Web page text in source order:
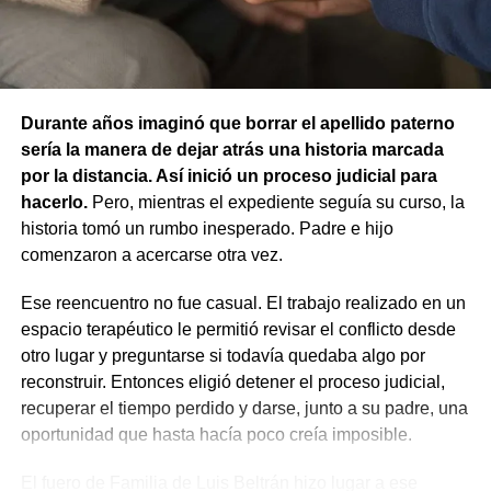
Ante emergencias, los vecinos pueden comunicarse con
Defensa Civil al 103 o al 4426376. Para consultas y
reclamos continúa habilitada la línea gratuita 0800-222-
9742, de lunes a viernes de 8 a 17.
animales, ya que esa infracción solo se configura cuando
un animal causa lesiones a una persona por falta de
cuidados de su dueño. En este caso, el daño recayó
resultaba aplicable.
El fallo aclaró que el archivo de la causa
contravencional no impide que el dueño del perro
lesionado reclame por la vía civil una indemnización
por los daños que considere haber sufrido.
Durante años imaginó que borrar el apellido paterno
sería la manera de dejar atrás una historia marcada
por la distancia. Así inició un proceso judicial para
hacerlo.Pero, mientras el expediente seguía su curso, la
historia tomó un rumbo inesperado. Padre e hijo
comenzaron a acercarse otra vez.
Ese reencuentro no fue casual. El trabajo realizado en un
espacio terapéutico le permitió revisar el conflicto desde
otro lugar y preguntarse si todavía quedaba algo por
reconstruir. Entonces eligió detener el proceso judicial,
recuperar el tiempo perdido y darse, junto a su padre, una
oportunidad que hasta hacía poco creía imposible.